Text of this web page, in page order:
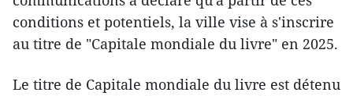
conditions et potentiels, la ville vise à s'inscrire
au titre de "Capitale mondiale du livre" en 2025.
Le titre de Capitale mondiale du livre est détenu